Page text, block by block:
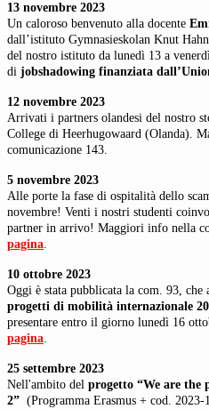
13 novembre 2023
Un caloroso benvenuto alla docente
dall’istituto Gymnasieskolan Knut
del nostro istituto da lunedì 13 a
di jobshadowing finanziata
12 novembre 2023
Arrivati i partners olandesi del nostro
College di Heerhugowaard (Olanda).
comunicazione 143.
5 novembre 2023
Alle porte la fase di ospitalità dello
novembre! Venti i nostri studenti
partner in arrivo! Maggiori info nella
pagina.
10 ottobre 2023
Oggi è stata pubblicata la com. 93, che
progetti di mobilità internazionale
presentare entro il giorno lunedì 16
pagina.
25 settembre 2023
Nell'ambito del progetto “We are the
2” (Programma Erasmus + cod.